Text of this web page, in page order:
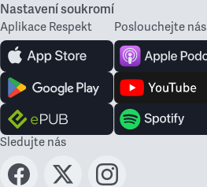
Nastavení soukromí
Aplikace Respekt Poslouchejte nás
Sledujte nás